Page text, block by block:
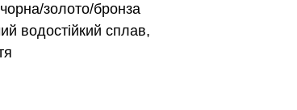
золото/бронза
водостійкий сплав,